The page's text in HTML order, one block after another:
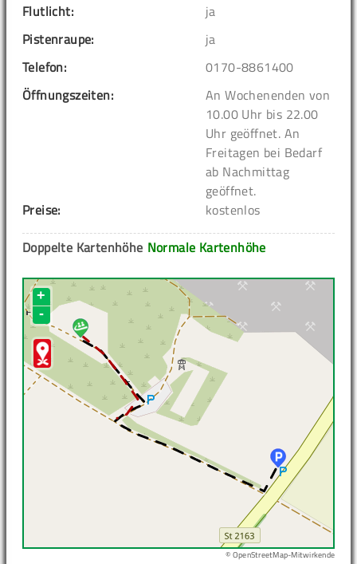
Flutlicht:
ja
Pistenraupe:
ja
Telefon:
0170-8861400
Öffnungszeiten:
An Wochenenden von
10.00 Uhr bis 22.00
Uhr geöffnet. An
Freitagen bei Bedarf
ab Nachmittag
geöffnet.
Preise:
kostenlos
Normale Kartenhöhe
Doppelte Kartenhöhe
+
-
© OpenStreetMap-Mitwirkende